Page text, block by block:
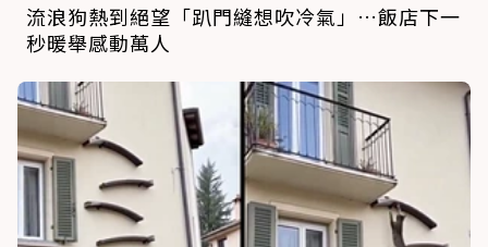
流浪狗熱到絕望「趴門縫想吹冷氣」…飯店下一
秒暖舉感動萬人